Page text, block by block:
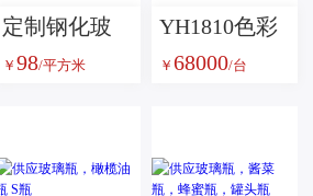
定制钢化玻
璃高熔点强
璃面板佛山
￥ 98/平方米
YH1810色彩
雾度透过率
￥ 68000/台